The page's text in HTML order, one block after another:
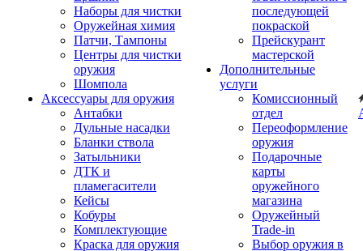
Наборы для чистки
Оружейная химия
Патчи, Тампоны
Центры для чистки
оружия
Шомпола
Аксессуары для оружия
Антабки
Дульные насадки
Бланки ствола
Затыльники
ДТК и
пламегасители
Кейсы
Кобуры
Комплектующие
Краска для оружия
последующей
покраской
Прейскурант
мастерской
Дополнительные
услуги
Комиссионный
отдел
Переоформление
оружия
Подарочные
карты
оружейного
магазина
Оружейный
Trade-in
Выбор оружия в